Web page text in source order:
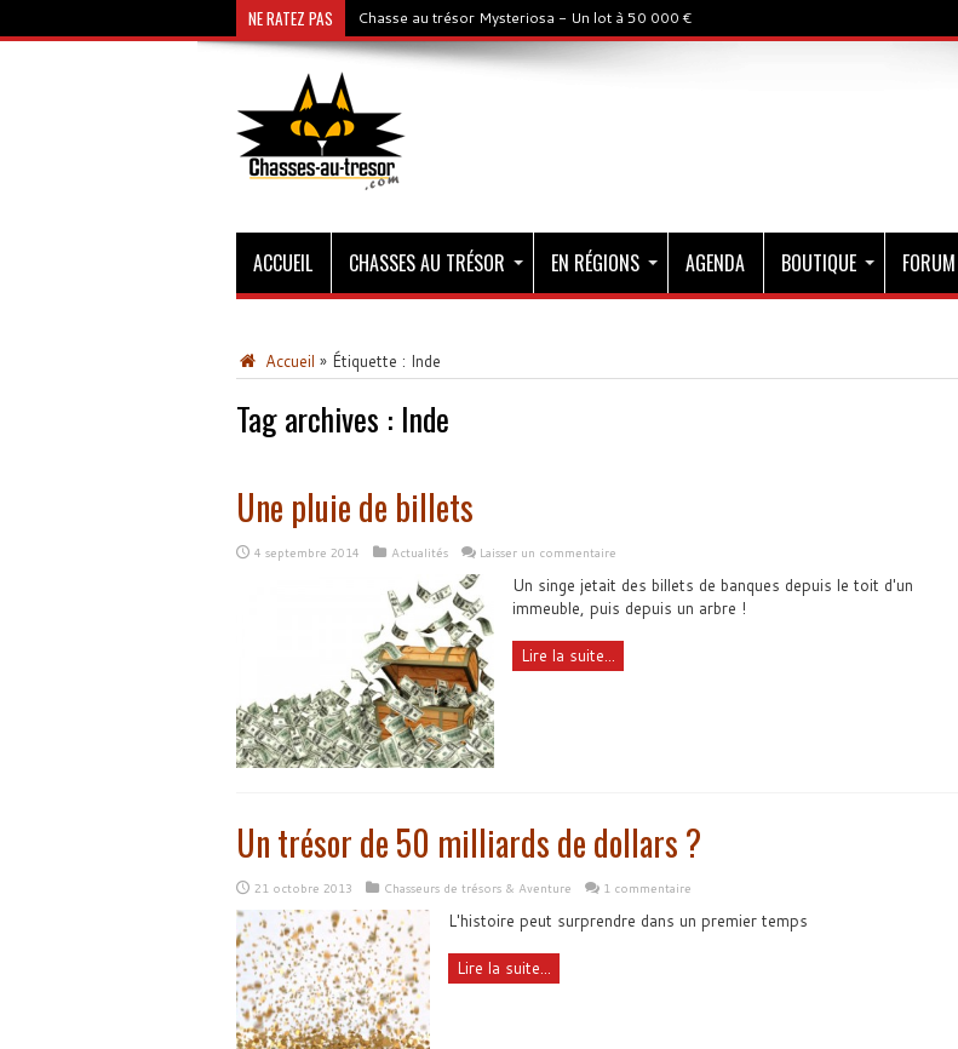
NE RATEZ PAS Chasse au trésor Mysteriosa - Un lot à 50 000 €
ACCUEIL CHASSES AU TRÉSOR EN RÉGIONS AGENDA BOUTIQUE FORUM
Accueil » Étiquette : Inde
Tag archives : Inde
Une pluie de billets
4 septembre 2014 Actualités Laisser un commentaire
Un singe jetait des billets de banques depuis le toit d'un
immeuble, puis depuis un arbre !
Lire la suite...
Un trésor de 50 milliards de dollars ?
21 octobre 2013 Chasseurs de trésors & Aventure 1 commentaire
L'histoire peut surprendre dans un premier temps
Lire la suite...